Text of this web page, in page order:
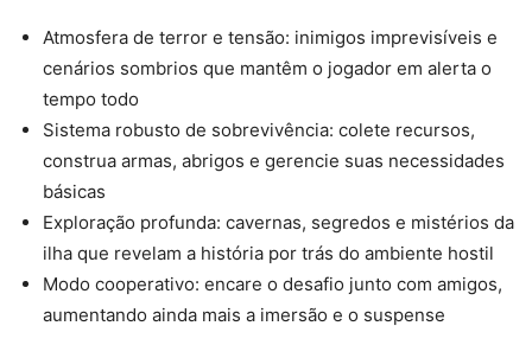
Atmosfera de terror e tensão: inimigos imprevisíveis e
cenários sombrios que mantêm o jogador em alerta o
tempo todo
Sistema robusto de sobrevivência: colete recursos,
construa armas, abrigos e gerencie suas necessidades
básicas
Exploração profunda: cavernas, segredos e mistérios da
ilha que revelam a história por trás do ambiente hostil
Modo cooperativo: encare o desafio junto com amigos,
aumentando ainda mais a imersão e o suspense